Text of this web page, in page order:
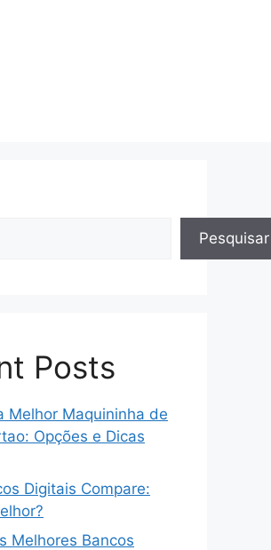
Pesquisar
Posts
Melhor Maquininha de
Opções e Dicas
Digitais Compare:
Melhores Bancos